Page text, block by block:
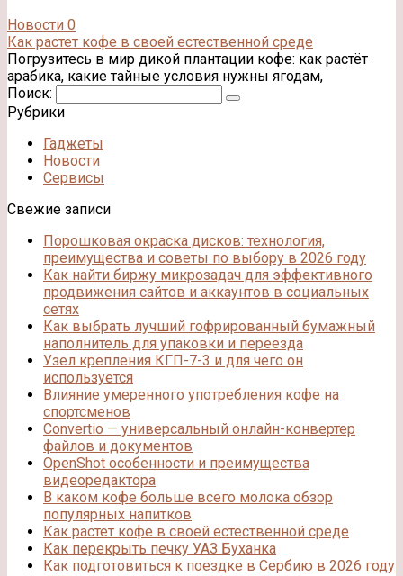
Новости 0
Как растет кофе в своей естественной среде
Погрузитесь в мир дикой плантации кофе: как растёт
арабика, какие тайные условия нужны ягодам,
Поиск:
Рубрики
Гаджеты
Новости
Сервисы
Свежие записи
Порошковая окраска дисков: технология,
преимущества и советы по выбору в 2026 году
Как найти биржу микрозадач для эффективного
продвижения сайтов и аккаунтов в социальных
сетях
Как выбрать лучший гофрированный бумажный
наполнитель для упаковки и переезда
Узел крепления КГП-7-3 и для чего он
используется
Влияние умеренного употребления кофе на
спортсменов
Convertio — универсальный онлайн-конвертер
файлов и документов
OpenShot особенности и преимущества
видеоредактора
В каком кофе больше всего молока обзор
популярных напитков
Как растет кофе в своей естественной среде
Как перекрыть печку УАЗ Буханка
Как подготовиться к поездке в Сербию в 2026 году